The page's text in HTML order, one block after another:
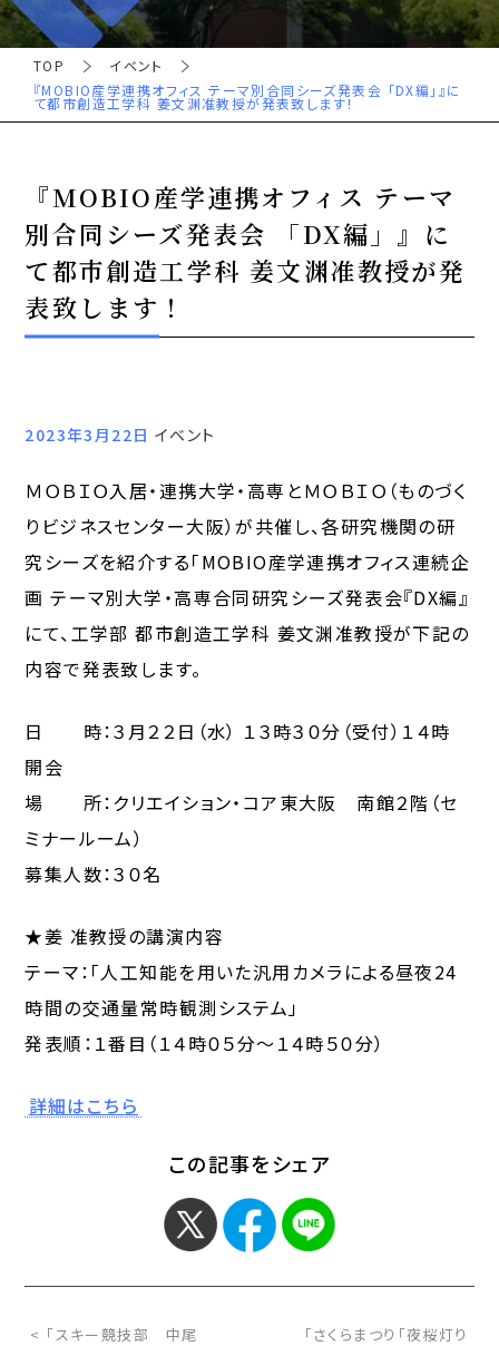
TOP
イベント
『MOBIO産学連携オフィス テーマ別合同シーズ発表会 「DX編」』に
て都市創造工学科 姜文渊准教授が発表致します！
『MOBIO産学連携オフィス テーマ
別合同シーズ発表会 「DX編」』に
て都市創造工学科 姜文渊准教授が発
表致します！
2023年3月22日 イベント
ＭＯＢＩＯ入居・連携大学・高専とＭＯＢＩＯ（ものづく
りビジネスセンター大阪）が共催し、各研究機関の研
究シーズを紹介する「MOBIO産学連携オフィス連続企
画 テーマ別大学・高専合同研究シーズ発表会『DX編』
にて、工学部 都市創造工学科 姜文渊准教授が下記の
内容で発表致します。
日 時：３月２２日（水） １３時３０分（受付）１４時
開会
場 所：クリエイション・コア東大阪 南館２階（セ
ミナールーム）
募集人数：３０名
★姜 准教授の講演内容
テーマ：「人工知能を用いた汎用カメラによる昼夜24
時間の交通量常時観測システム」
発表順：１番目（１４時０５分～１４時５０分）
詳細はこちら
この記事をシェア
< 「スキー競技部 中尾
「さくらまつり「夜桜灯り